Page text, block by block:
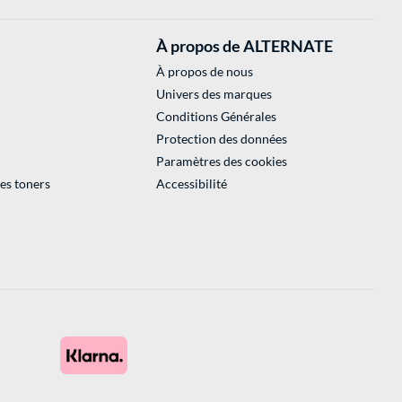
toners
À propos de ALTERNATE
À propos de nous
Univers des marques
Conditions Générales
Protection des données
Paramètres des cookies
Accessibilité